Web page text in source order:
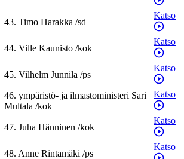
43. Timo Harakka /sd
Katso
44. Ville Kaunisto /kok
Katso
45. Vilhelm Junnila /ps
Katso
46. ympäristö- ja ilmastoministeri Sari
Multala /kok
Katso
47. Juha Hänninen /kok
Katso
48. Anne Rintamäki /ps
Katso